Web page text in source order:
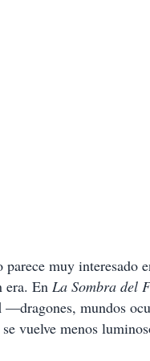
muy interesado
era. En La Sombra del
—dragones, mundos
vuelve menos